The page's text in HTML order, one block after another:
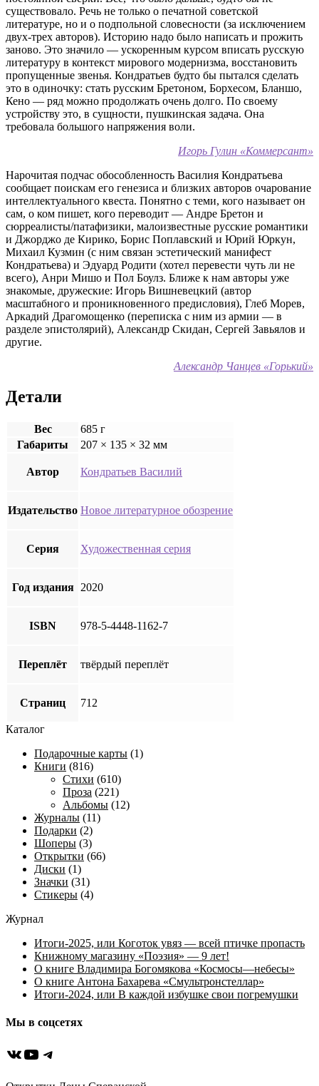
существовало. Речь не только о печатной советской
литературе, но и о подпольной словесности (за исключением
двух-трех авторов). Историю надо было написать и прожить
заново. Это значило — ускоренным курсом вписать русскую
литературу в контекст мирового модернизма, восстановить
пропущенные звенья. Кондратьев будто бы пытался сделать
это в одиночку: стать русским Бретоном, Борхесом, Бланшо,
Кено — ряд можно продолжать очень долго. По своему
устройству это, в сущности, пушкинская задача. Она
требовала большого напряжения воли.
Игорь Гулин «Коммерсант»
Нарочитая подчас обособленность Василия Кондратьева
сообщает поискам его генезиса и близких авторов очарование
интеллектуального квеста. Понятно с теми, кого называет он
сам, о ком пишет, кого переводит — Андре Бретон и
сюрреалисты/патафизики, малоизвестные русские романтики
и Джорджо де Кирико, Борис Поплавский и Юрий Юркун,
Михаил Кузмин (с ним связан эстетический манифест
Кондратьева) и Эдуард Родити (хотел перевести чуть ли не
всего), Анри Мишо и Пол Боулз. Ближе к нам авторы уже
знакомые, дружеские: Игорь Вишневецкий (автор
масштабного и проникновенного предисловия), Глеб Морев,
Аркадий Драгомощенко (переписка с ним из армии — в
разделе эпистолярий), Александр Скидан, Сергей Завьялов и
другие.
Александр Чанцев «Горький»
Детали
Вес
685 г
Габариты
207 × 135 × 32 мм
Автор Кондратьев Василий
Издательство Новое литературное обозрение
Серия Художественная серия
Год издания 2020
ISBN 978-5-4448-1162-7
Переплёт твёрдый переплёт
Страниц 712
Каталог
Подарочные карты (1)
Книги (816)
Стихи (610)
Проза (221)
Альбомы (12)
Журналы (11)
Подарки (2)
Шоперы (3)
Открытки (66)
Диски (1)
Значки (31)
Стикеры (4)
Журнал
Итоги-2025, или Коготок увяз — всей птичке пропасть
Книжному магазину «Поэзия» — 9 лет!
О книге Владимира Богомякова «Космосы—небесы»
О книге Антона Бахарева «Смультронстеллар»
Итоги-2024, или В каждой избушке свои погремушки
Мы в соцсетях
ВКонтакте
YouTube
Telegram